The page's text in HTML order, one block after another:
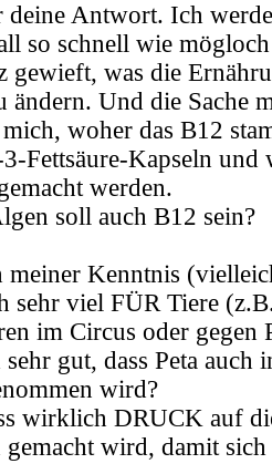
deine Antwort. Ich
so schnell wie
gewieft, was die
ändern. Und die Sache
woher das B12
Fettsäure-Kapseln und
werden.
soll auch B12 sein?
meiner Kenntnis
sehr viel FÜR Tiere
im Circus oder gegen
gut, dass Peta auch
wird?
wirklich DRUCK auf
gemacht wird, damit